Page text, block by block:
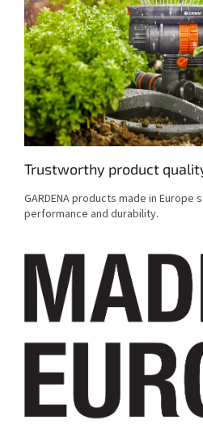
Trustworthy product
GARDENA products made in
performance and durability.